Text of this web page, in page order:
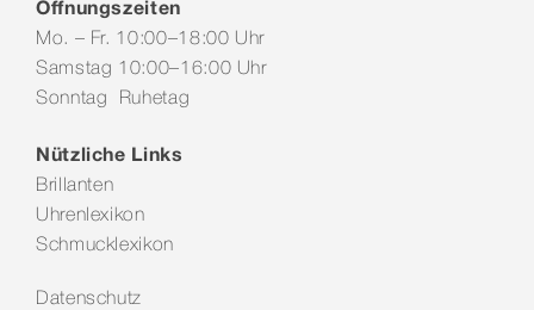
Service & Leistungen
Öffnungszeiten
Mo. – Fr. 10:00–18:00 Uhr
Samstag 10:00–16:00 Uhr
Sonntag Ruhetag
Nützliche Links
Brillanten
Uhrenlexikon
Schmucklexikon
Datenschutz